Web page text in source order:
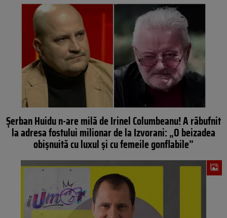
Șerban Huidu n-are milă de Irinel Columbeanu! A răbufnit
la adresa fostului milionar de la Izvorani: „O beizadea
obișnuită cu luxul și cu femeile gonflabile”